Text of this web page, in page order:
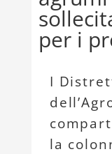
per i
I
la